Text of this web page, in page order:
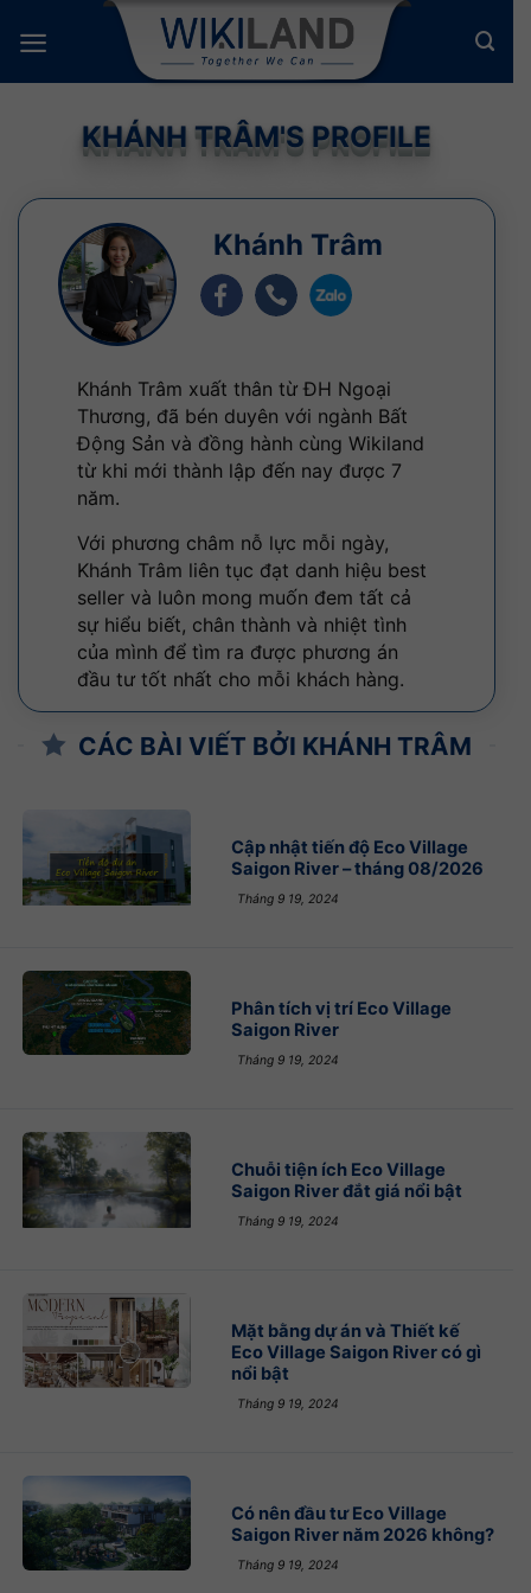
qua
nội
KHÁNH TRÂM'S PROFILE
Khánh Trâm
Khánh Trâm xuất thân từ ĐH Ngoại
Thương, đã bén duyên với ngành Bất
Động Sản và đồng hành cùng Wikiland
từ khi mới thành lập đến nay được 7
năm.
Với phương châm nỗ lực mỗi ngày,
Khánh Trâm liên tục đạt danh hiệu best
seller và luôn mong muốn đem tất cả
sự hiểu biết, chân thành và nhiệt tình
của mình để tìm ra được phương án
đầu tư tốt nhất cho mỗi khách hàng.
CÁC BÀI VIẾT BỞI KHÁNH TRÂM
Cập nhật tiến độ Eco Village
Saigon River – tháng 08/2026
Tháng 9 19, 2024
Phân tích vị trí Eco Village
Saigon River
Tháng 9 19, 2024
Chuỗi tiện ích Eco Village
Saigon River đắt giá nổi bật
Tháng 9 19, 2024
Mặt bằng dự án và Thiết kế
Eco Village Saigon River có gì
nổi bật
Tháng 9 19, 2024
Có nên đầu tư Eco Village
Saigon River năm 2026 không?
Tháng 9 19, 2024